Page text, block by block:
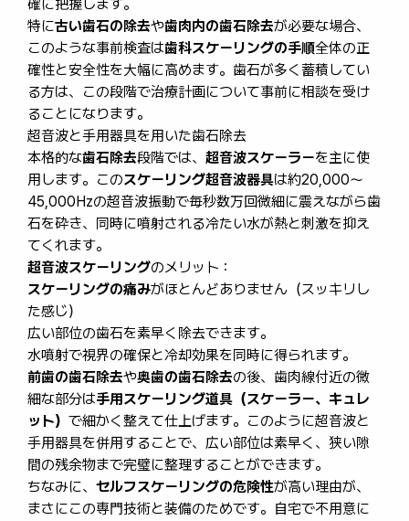
確に把握します。
特に古い歯石の除去や歯肉内の歯石除去が必要な場合、
このような事前検査は歯科スケーリングの手順全体の正
確性と安全性を大幅に高めます。歯石が多く蓄積してい
る方は、この段階で治療計画について事前に相談を受け
ることになります。
超音波と手用器具を用いた歯石除去
本格的な歯石除去段階では、 超音波スケーラーを主に使
用します。このスケーリング超音波器具は約20,000〜
45,000Hzの超音波振動で毎秒数万回微細に震えながら歯
石を砕き、同時に噴射される冷たい水が熱と刺激を抑え
てくれます。
超音波スケーリングのメリット：
スケーリングの痛みがほとんどありません（スッキリし
た感じ）
広い部位の歯石を素早く除去できます。
水噴射で視界の確保と冷却効果を同時に得られます。
前歯の歯石除去や奥歯の歯石除去の後、歯肉線付近の微
細な部分は手用スケーリング道具（スケーラー、キュレ
ット） で細かく整えて仕上げます。このように超音波と
手用器具を併用することで、広い部位は素早く、狭い隙
間の残余物まで完璧に整理することができます。
ちなみに、 セルフスケーリングの危険性が高い理由が、
まさにこの専門技術と装備のためです。自宅で不用意に